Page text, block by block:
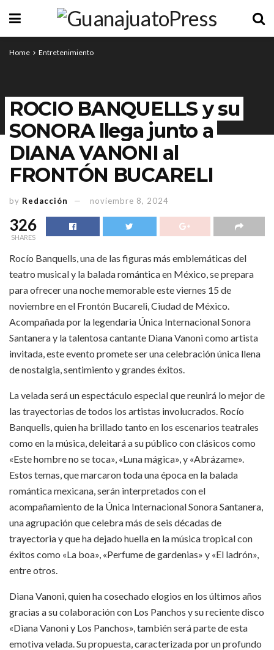
Home Entretenimiento
ROCIO BANQUELLS y su
SONORA llega junto a
DIANA VANONI al
FRONTÓN BUCARELI
by Redacción noviembre 8, 2024
326
SHARES
Rocío Banquells, una de las figuras más emblemáticas del
teatro musical y la balada romántica en México, se prepara
para ofrecer una noche memorable este viernes 15 de
noviembre en el Frontón Bucareli, Ciudad de México.
Acompañada por la legendaria Única Internacional Sonora
Santanera y la talentosa cantante Diana Vanoni como artista
invitada, este evento promete ser una celebración única llena
de nostalgia, sentimiento y grandes éxitos.
La velada será un espectáculo especial que reunirá lo mejor de
las trayectorias de todos los artistas involucrados. Rocío
Banquells, quien ha brillado tanto en los escenarios teatrales
como en la música, deleitará a su público con clásicos como
«Este hombre no se toca», «Luna mágica», y «Abrázame».
Estos temas, que marcaron toda una época en la balada
romántica mexicana, serán interpretados con el
acompañamiento de la Única Internacional Sonora Santanera,
una agrupación que celebra más de seis décadas de
trayectoria y que ha dejado huella en la música tropical con
éxitos como «La boa», «Perfume de gardenias» y «El ladrón»,
entre otros.
Diana Vanoni, quien ha cosechado elogios en los últimos años
gracias a su colaboración con Los Panchos y su reciente disco
«Diana Vanoni y Los Panchos», también será parte de esta
emotiva velada. Su propuesta, caracterizada por un profundo